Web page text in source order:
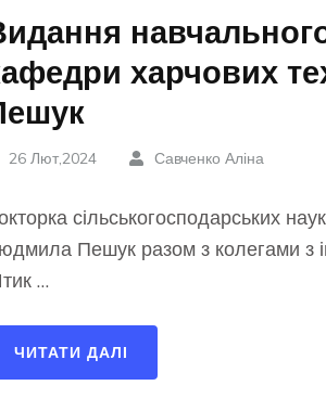
харчових
26 Лют,2024 Савченко Аліна
сільськогосподарських
Пешук разом з колегами з
…
ЧИТАТИ ДАЛІ